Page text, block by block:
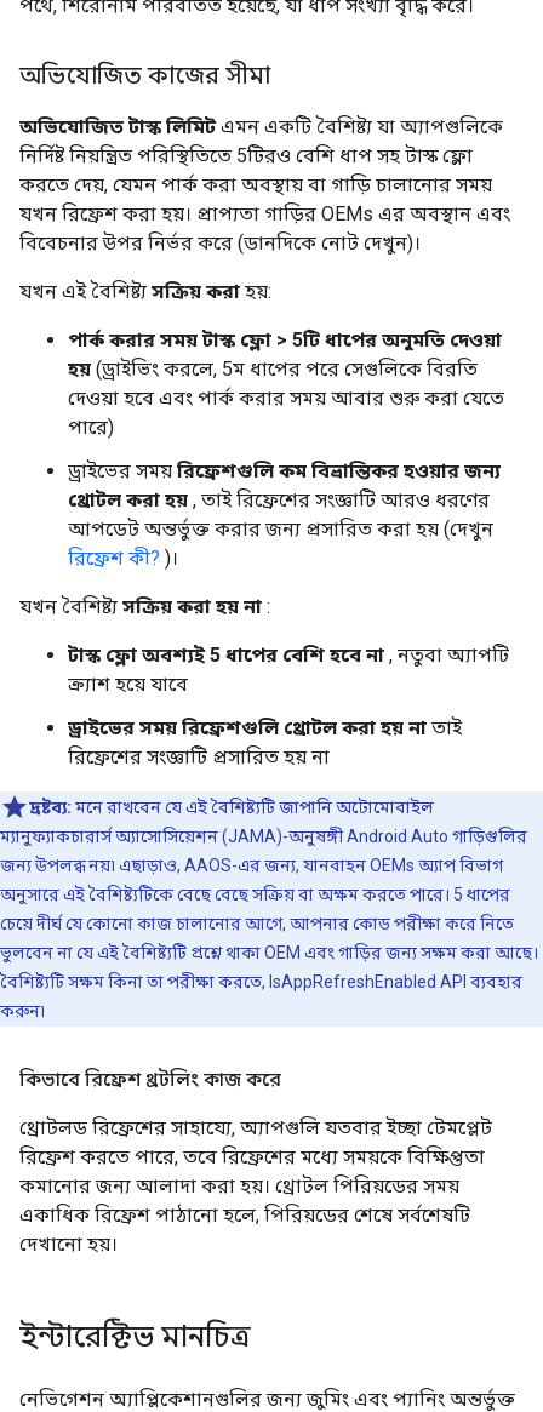
পথে, শিরোনাম পরিবর্তিত হয়েছে, যা ধাপ সংখ্যা বৃদ্ধি করে।
অভিযোজিত কাজের সীমা
অভিযোজিত টাস্ক লিমিটএমন একটি বৈশিষ্ট্য যা অ্যাপগুলিকে
নির্দিষ্ট নিয়ন্ত্রিত পরিস্থিতিতে 5টিরও বেশি ধাপ সহ টাস্ক ফ্লো
করতে দেয়, যেমন পার্ক করা অবস্থায় বা গাড়ি চালানোর সময়
যখন রিফ্রেশ করা হয়। প্রাপ্যতা গাড়ির OEMs এর অবস্থান এবং
বিবেচনার উপর নির্ভর করে (ডানদিকে নোট দেখুন)।
যখন এই বৈশিষ্ট্য সক্রিয় করা হয়:
পার্ক করার সময় টাস্ক ফ্লো > 5টি ধাপের অনুমতি দেওয়া
হয় (ড্রাইভিং করলে, 5ম ধাপের পরে সেগুলিকে বিরতি
দেওয়া হবে এবং পার্ক করার সময় আবার শুরু করা যেতে
পারে)
ড্রাইভের সময় রিফ্রেশগুলি কম বিভ্রান্তিকর হওয়ার জন্য
থ্রোটল করা হয় , তাই রিফ্রেশের সংজ্ঞাটি আরও ধরণের
আপডেট অন্তর্ভুক্ত করার জন্য প্রসারিত করা হয় (দেখুন
রিফ্রেশ কী? )।
যখন বৈশিষ্ট্য সক্রিয় করা হয় না :
টাস্ক ফ্লো অবশ্যই 5 ধাপের বেশি হবে না , নতুবা অ্যাপটি
ক্র্যাশ হয়ে যাবে
ড্রাইভের সময় রিফ্রেশগুলি থ্রোটল করা হয় না তাই
রিফ্রেশের সংজ্ঞাটি প্রসারিত হয় না
দ্রষ্টব্য: মনে রাখবেন যে এই বৈশিষ্ট্যটি জাপানি অটোমোবাইল
ম্যানুফ্যাকচারার্স অ্যাসোসিয়েশন (JAMA)-অনুষঙ্গী Android Auto গাড়িগুলির
জন্য উপলব্ধ নয়৷ এছাড়াও, AAOS-এর জন্য, যানবাহন OEMs অ্যাপ বিভাগ
অনুসারে এই বৈশিষ্ট্যটিকে বেছে বেছে সক্রিয় বা অক্ষম করতে পারে। 5 ধাপের
চেয়ে দীর্ঘ যে কোনো কাজ চালানোর আগে, আপনার কোড পরীক্ষা করে নিতে
ভুলবেন না যে এই বৈশিষ্ট্যটি প্রশ্নে থাকা OEM এবং গাড়ির জন্য সক্ষম করা আছে।
বৈশিষ্ট্যটি সক্ষম কিনা তা পরীক্ষা করতে, IsAppRefreshEnabled API ব্যবহার
করুন৷
কিভাবে রিফ্রেশ থ্রটলিং কাজ করে
থ্রোটলড রিফ্রেশের সাহায্যে, অ্যাপগুলি যতবার ইচ্ছা টেমপ্লেট
রিফ্রেশ করতে পারে, তবে রিফ্রেশের মধ্যে সময়কে বিক্ষিপ্ততা
কমানোর জন্য আলাদা করা হয়। থ্রোটল পিরিয়ডের সময়
একাধিক রিফ্রেশ পাঠানো হলে, পিরিয়ডের শেষে সর্বশেষটি
দেখানো হয়।
ইন্টারেক্টিভ মানচিত্র
নেভিগেশন অ্যাপ্লিকেশানগুলির জন্য জুমিং এবং প্যানিং অন্তর্ভুক্ত